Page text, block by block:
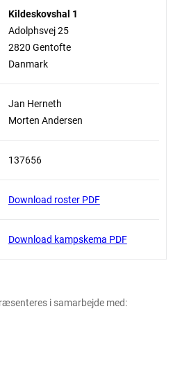
Kildeskovshal 1
Adolphsvej 25
2820 Gentofte
Danmark
Jan Herneth
Morten Andersen
137656
Download roster PDF
Download kampskema PDF
i samarbejde med: